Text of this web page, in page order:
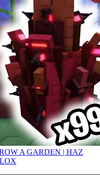
A GARDEN | HAZ